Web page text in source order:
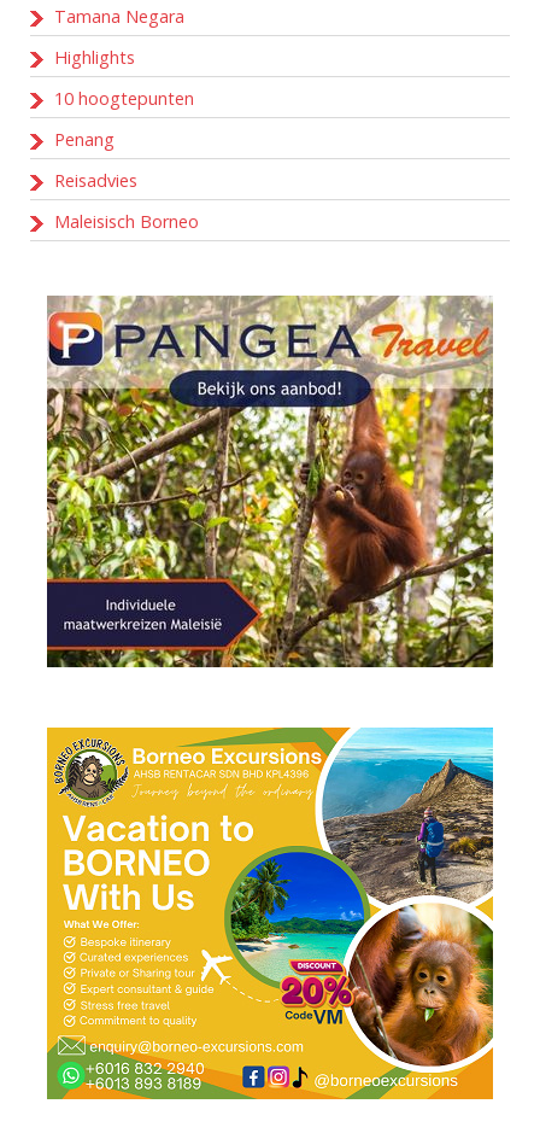
Tamana Negara
Highlights
10 hoogtepunten
Penang
Reisadvies
Maleisisch Borneo